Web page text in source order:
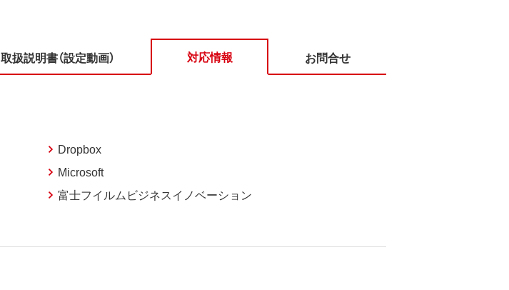
取扱説明書（設定動画） 対応情報 お問合せ
Dropbox
Microsoft
富士フイルムビジネスイノベーション